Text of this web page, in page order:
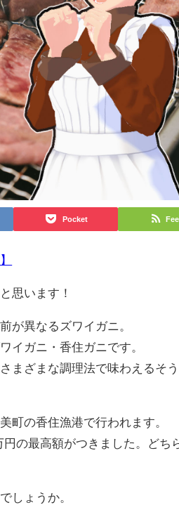
Pocket
思います！
が異なるズワイガニ。
イガニ・香住ガニです。
まざまな調理法で味わえるそ
町の香住漁港で行われます。
の最高額がつきました。どち
しょうか。